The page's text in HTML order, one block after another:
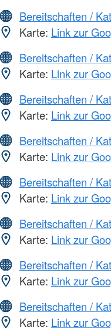
Bereitschaften /
Karte: Link zur
Bereitschaften /
Karte: Link zur
Bereitschaften /
Karte: Link zur
Bereitschaften /
Karte: Link zur
Bereitschaften /
Karte: Link zur
Bereitschaften /
Karte: Link zur
Bereitschaften /
Karte: Link zur
Bereitschaften /
Karte: Link zur